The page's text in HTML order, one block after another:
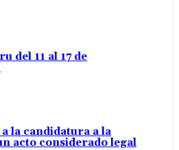
del 11 al 17 de
la candidatura a la
acto considerado legal